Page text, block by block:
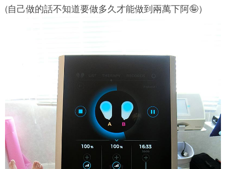
(自己做的話不知道要做多久才能做到兩萬下阿🤪）